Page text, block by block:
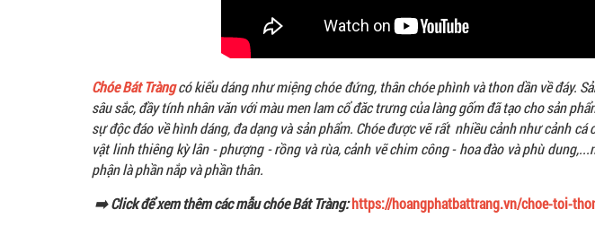
Chóe Bát Tràngcó kiểu dáng như miệng chóe đứng, thân chóe phình và thon dần về đáy.
sâu sắc, đầy tính nhân văn với màu men lam cổ đăc trưng của làng gốm đã tạo cho sản
sự độc đáo về hình dáng, đa dạng và sản phẩm. Chóe được vẽ rất nhiều cảnh như cảnh
vật linh thiêng kỳ lân - phượng - rồng và rùa, cảnh vẽ chim công - hoa đào và phù
phận là phần nắp và phần thân.
➡️ Click để xem thêm các mẫu chóe Bát Tràng:https://hoangphatbattrang.vn/choe-toi-